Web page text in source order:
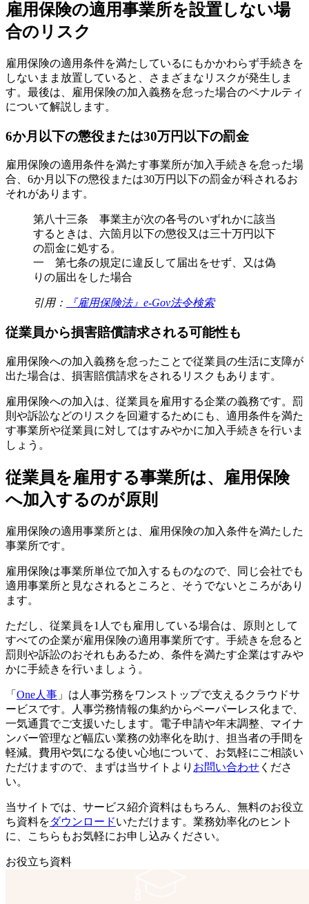
雇用保険の適用事業所を設置しない場
合のリスク
雇用保険の適用条件を満たしているにもかかわらず手続きを
しないまま放置していると、さまざまなリスクが発生しま
す。最後は、雇用保険の加入義務を怠った場合のペナルティ
について解説します。
6か月以下の懲役または30万円以下の罰金
雇用保険の適用条件を満たす事業所が加入手続きを怠った場
合、6か月以下の懲役または30万円以下の罰金が科されるお
それがあります。
第八十三条 事業主が次の各号のいずれかに該当
するときは、六箇月以下の懲役又は三十万円以下
の罰金に処する。
一 第七条の規定に違反して届出をせず、又は偽
りの届出をした場合
引用： 『雇用保険法』e-Gov法令検索
従業員から損害賠償請求される可能性も
雇用保険への加入義務を怠ったことで従業員の生活に支障が
出た場合は、損害賠償請求をされるリスクもあります。
雇用保険への加入は、従業員を雇用する企業の義務です。罰
則や訴訟などのリスクを回避するためにも、適用条件を満た
す事業所や従業員に対してはすみやかに加入手続きを行いま
しょう。
従業員を雇用する事業所は、雇用保険
へ加入するのが原則
雇用保険の適用事業所とは、雇用保険の加入条件を満たした
事業所です。
雇用保険は事業所単位で加入するものなので、同じ会社でも
適用事業所と見なされるところと、そうでないところがあり
ます。
ただし、従業員を1人でも雇用している場合は、原則として
すべての企業が雇用保険の適用事業所です。手続きを怠ると
罰則や訴訟のおそれもあるため、条件を満たす企業はすみや
かに手続きを行いましょう。
「 One人事 」は人事労務をワンストップで支えるクラウドサ
ービスです。人事労務情報の集約からペーパーレス化まで、
一気通貫でご支援いたします。電子申請や年末調整、マイナ
ンバー管理など幅広い業務の効率化を助け、担当者の手間を
軽減。費用や気になる使い心地について、お気軽にご相談い
ただけますので、まずは当サイトより お問い合わせ くださ
い。
当サイトでは、サービス紹介資料はもちろん、無料のお役立
ち資料をダウンロードいただけます。業務効率化のヒント
に、こちらもお気軽にお申し込みください。
お役立ち資料